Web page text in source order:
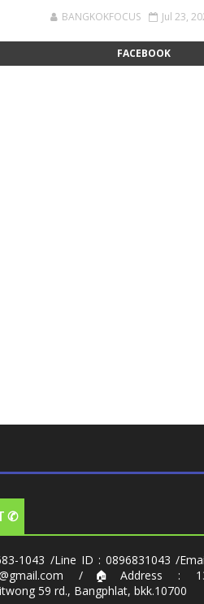
BANGKOKFOCUS Jul 23,
FACEBOOK
✆
1043 /Line ID : 0896831043 /
/🏠Address :
59 rd., Bangphlat, bkk.10700